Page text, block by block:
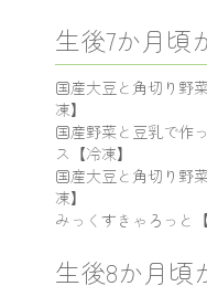
生後7か月頃
国産大豆と角切り野
凍】
国産野菜と豆乳で作
ス【冷凍】
国産大豆と角切り野
凍】
みっくすきゃろっと【
生後8か月頃